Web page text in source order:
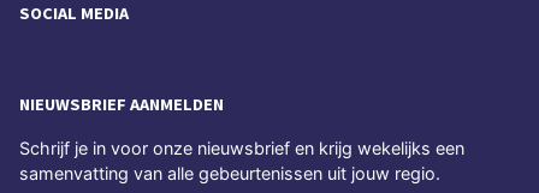
SOCIAL MEDIA
NIEUWSBRIEF AANMELDEN
Schrijf je in voor onze nieuwsbrief en krijg wekelijks een
samenvatting van alle gebeurtenissen uit jouw regio.